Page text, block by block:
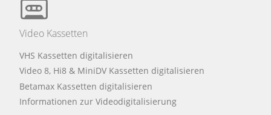
Video Kassetten
VHS Kassetten digitalisieren
Video 8, Hi8 & MiniDV Kassetten digitalisieren
Betamax Kassetten digitalisieren
Informationen zur Videodigitalisierung